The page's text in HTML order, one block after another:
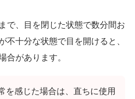
で、目を閉じた状態で数分間お
不十分な状態で目を開けると、
合があります。
を感じた場合は、直ちに使用